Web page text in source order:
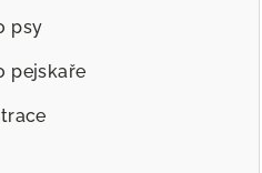
psy
pejskaře